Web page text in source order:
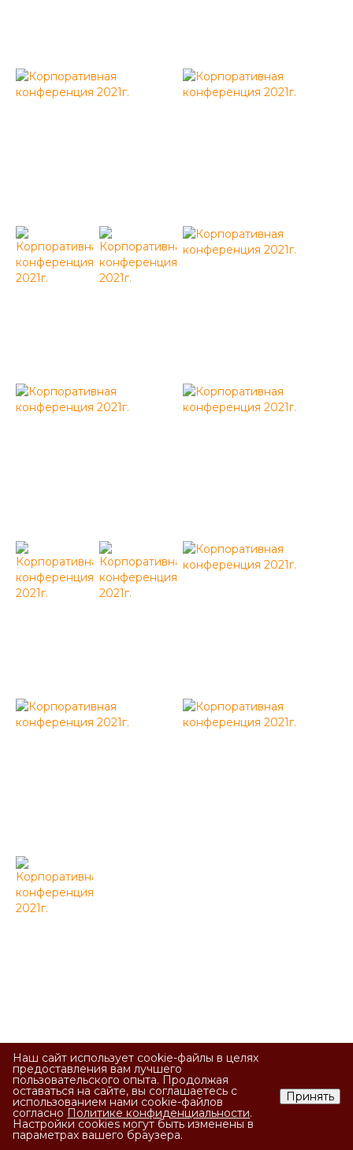
ЕДИНЫЙ НОМЕР -
Наш сайт использует cookie-файлы в целях
предоставления вам лучшего
пользовательского опыта. Продолжая
оставаться на сайте, вы соглашаетесь с
использованием нами cookie-файлов
согласно Политике конфиденциальности.
Настройки cookies могут быть изменены в
параметрах вашего браузера.
Принять